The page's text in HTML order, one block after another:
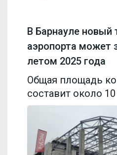
В Барнауле новый
аэропорта может
летом 2025 года
Общая площадь
составит около